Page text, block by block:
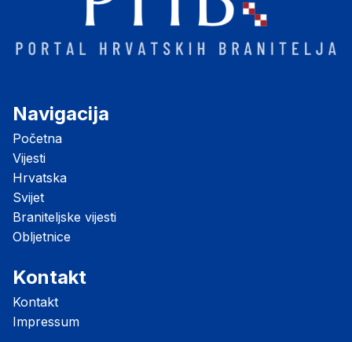
Navigacija
Početna
Vijesti
Hrvatska
Svijet
Braniteljske vijesti
Obljetnice
Kontakt
Kontakt
Impressum